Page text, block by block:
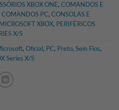
XBOX ONE, COMANDOS E
COMANDOS PC, CONSOLAS E
MICROSOFT XBOX, PERIFÉRICOS
X/S
, Oficial, PC, Preto, Sem Fios,
Series X/S